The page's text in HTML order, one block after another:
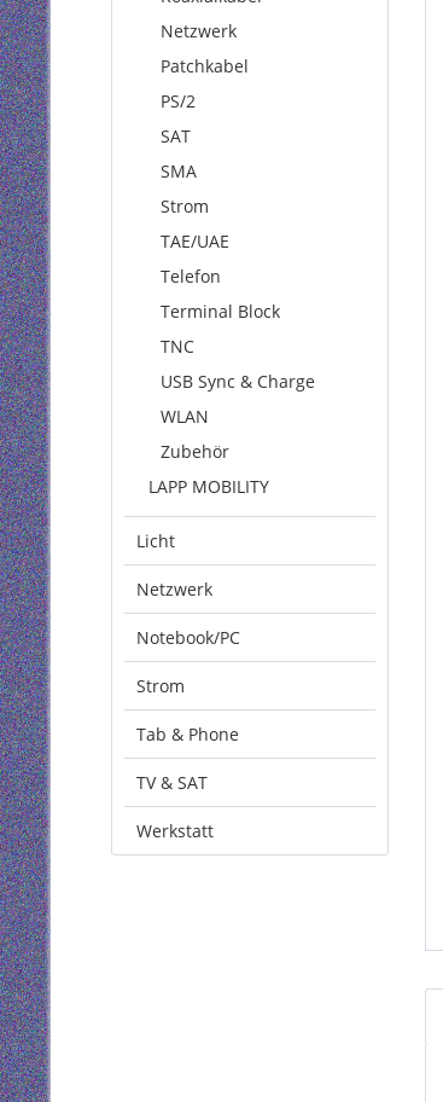
Netzwerk
Patchkabel
PS/2
SAT
SMA
Strom
TAE/UAE
Telefon
Terminal Block
TNC
USB Sync & Charge
WLAN
Zubehör
LAPP MOBILITY
Licht
Netzwerk
Notebook/PC
Strom
Tab & Phone
TV & SAT
Werkstatt